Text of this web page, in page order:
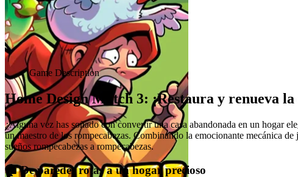
Advertisement
Game Description
Home Design Match 3: ¡Restaura y renueva la
¿Alguna vez has soñado con convertir una casa abandonada en un hogar
un maestro de los rompecabezas. Combinando la emocionante mecánica
sueños rompecabezas a rompecabezas.
🏚️ De paredes rotas a un hogar precioso